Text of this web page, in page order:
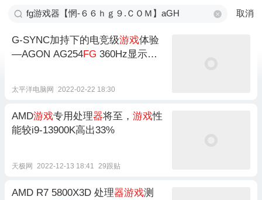
取消
G-SYNC加持下的电竞级游戏体验
—AGON AG254FG 360Hz显示器
太平洋电脑网 2022-02-22 18:30
AMD游戏专用处理器将至， 游戏性
能较i9-13900K高出33%
天极网 2022-12-13 18:41 29跟贴
AMD R7 5800X3D 处理器游戏测